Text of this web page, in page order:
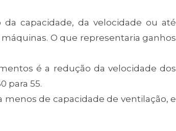
capacidade, da velocidade ou até
O que representaria ganhos
é a redução da velocidade dos
para 55.
menos de capacidade de ventilação, e